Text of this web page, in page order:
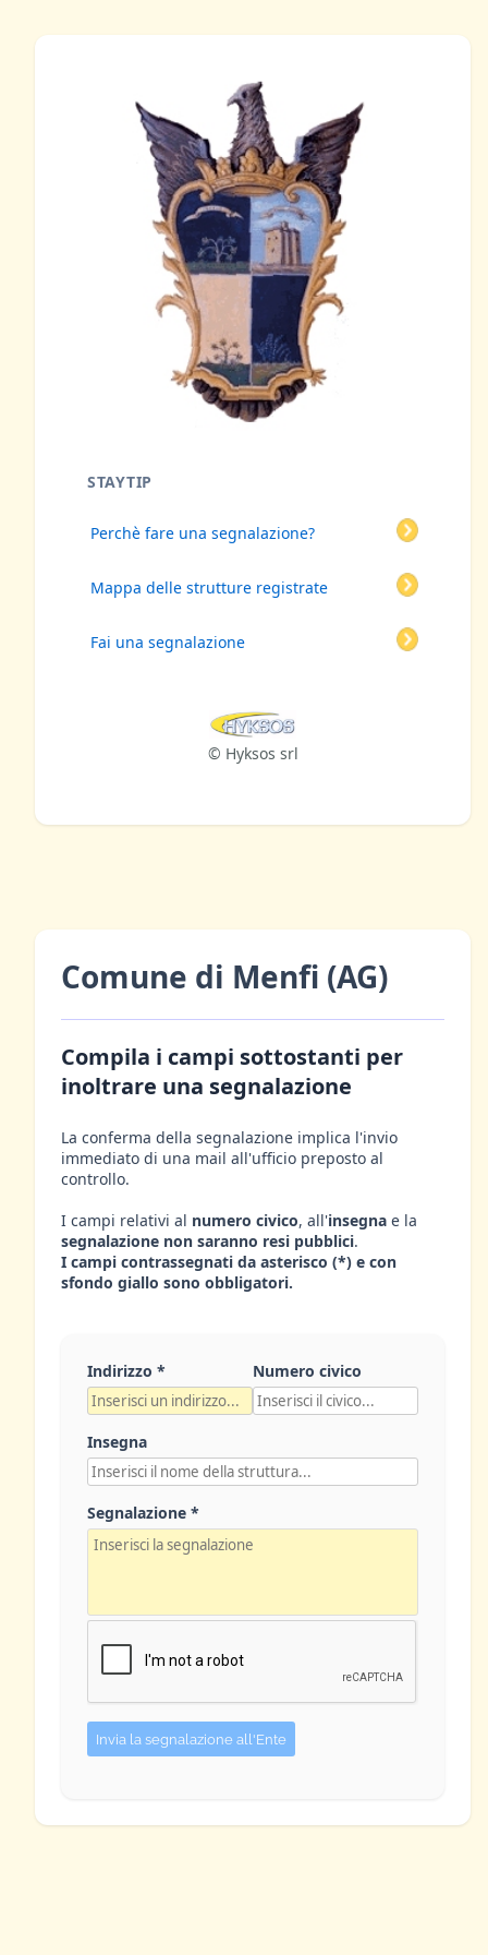
STAYTIP
Perchè fare una segnalazione?
Mappa delle strutture registrate
Fai una segnalazione
© Hyksos srl
Comune di Menfi (AG)
Compila i campi sottostanti per
inoltrare una segnalazione
La conferma della segnalazione implica l'invio
immediato di una mail all'ufficio preposto al
controllo.
I campi relativi al numero civico, all'insegna e la
segnalazione non saranno resi pubblici.
I campi contrassegnati da asterisco (*) e con
sfondo giallo sono obbligatori.
Indirizzo * Numero civico
Insegna
Segnalazione *
Invia la segnalazione all'Ente